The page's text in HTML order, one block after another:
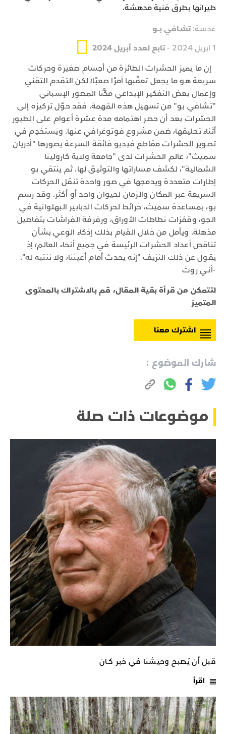
طيرانها بطرق فنية مدهشة.
عدسة:تشـافي بــو
1 ابريل 2024 -
تابع لعدد أبريل 2024
إن ما يميز الحشرات الطائرة من أجسام صغيرة وحركات
سريعة هو ما يجعل تعقّبها أمرًا صعبًا؛ لكن التقدم التقني
وإعمال بعض التفكير الإبداعي مكَّنا المصور الإسباني
"تشافي بو" من تسهيل هذه المَهمة. فقد حوّل تركيزه إلى
الحشرات بعد أن حصر اهتمامه مدة عشرة أعوام على الطيور
أثناء تحليقها، ضمن مشروع فوتوغرافي عنها. ويَستخدِم في
تصوير الحشرات مقاطع فيديو فائقة السرعة يصورها "أدريان
سميث"، عالم الحشرات لدى "جامعة ولاية كارولينا
الشمالية"، لكشف مساراتها والتوثيق لها. ثم ينتقي بو
إطارات متعددة ويدمجها في صور واحدة تنقل الحركات
السريعة عبر المكان والزمان لحيوان واحد أو أكثر. وقد رسم
بو، بمساعدة سميث، خرائط لحركات الدبابير البهلوانية في
الجو، وقفزات نطاطات الأوراق، ورفرفة الفراشات بتفاصيل
مذهلة. ويأمل من خلال القيام بذلك إذكاء الوعي بشأن
تناقص أعداد الحشرات الرئيسة في جميع أنحاء العالم؛ إذ
يقول عن ذلك النزيف "إنه يحدث أمام أعيننا، ولا ننتبه له".
-آنـي روث
لتتمكن من قرأة بقية المقال، قم بالاشتراك بالمحتوى
المتميز
اشترك معنا
شارك الموضوع :
موضوعات ذات صلة
قبل أن يُصبح وحيشنا في خبر كـان
اقرأ